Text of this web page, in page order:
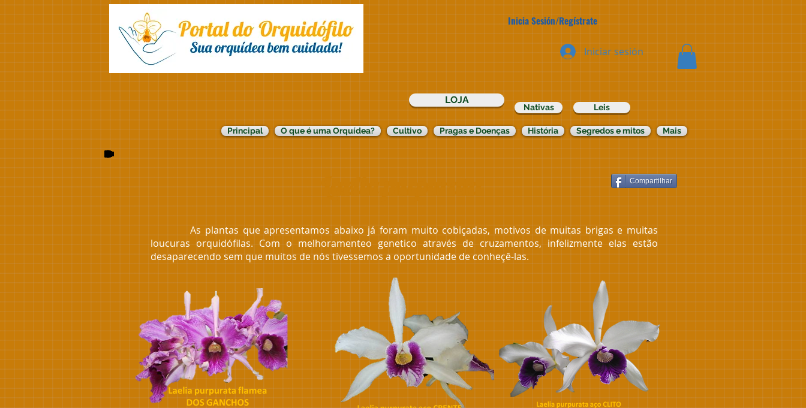
Inicia Sesión/Regístrate
Iniciar sesión
LOJA
Nativas Leis
Principal O que é uma Orquídea? Cultivo Pragas e Doenças História Segredos e mitos Mais
Laelia purpurata
As plantas que apresentamos abaixo já foram muito cobiçadas, motivos de muitas brigas e muitas
loucuras orquidófilas. Com o melhoramenteo genetico através de cruzamentos, infelizmente elas estão
desaparecendo sem que muitos de nós tivessemos a oportunidade de conheçê-las.
Compartilhar